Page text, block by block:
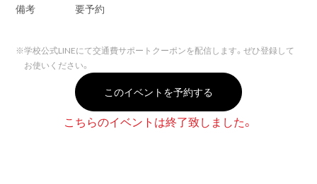
備考
要予約
※学校公式LINEにて交通費サポートクーポンを配信します。ぜひ登録して
お使いください。
このイベントを予約する
こちらのイベントは終了致しました。